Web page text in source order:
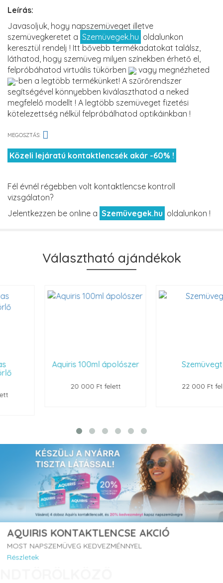
Leírás:
Javasoljuk, hogy napszemüveget illetve
szemüvegkeretet a Szemüvegek.hu oldalunkon
keresztül rendelj ! Itt bővebb termékadatokat találsz,
láthatod, hogy szemüveg milyen színekben érhető el,
felpróbáhatod virtuális tükörben
vagy megnézheted
-ben a legtöbb termékünket! A szűrőrendszer
segítségével könnyebben kiválaszthatod a neked
megfelelő modellt ! A legtöbb szemüveget fizetési
kötelezettség nélkül felpróbálhatod optikáinkban !
MEGOSZTÁS:
Közeli lejáratú kontaktlencsék akár -60% !
Fél évnél régebben volt kontaktlencse kontroll
vizsgálaton?
Jelentkezzen be online a Szemüvegek.hu oldalunkon !
Választható ajándékok
Aquiris 100ml ápolószer
20 000 Ft felett
Szemüvegtok
22 000 Ft felett
AQUIRIS KONTAKTLENCSE AKCIÓ
MOST NAPSZEMÜVEG KEDVEZMÉNNYEL
Részletek